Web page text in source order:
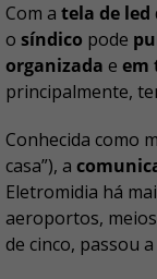
Com a tela de led
o síndico pode
organizada e em
principalmente,
Conhecida como
casa”), a
Eletromidia há
aeroportos,
de cinco, passou